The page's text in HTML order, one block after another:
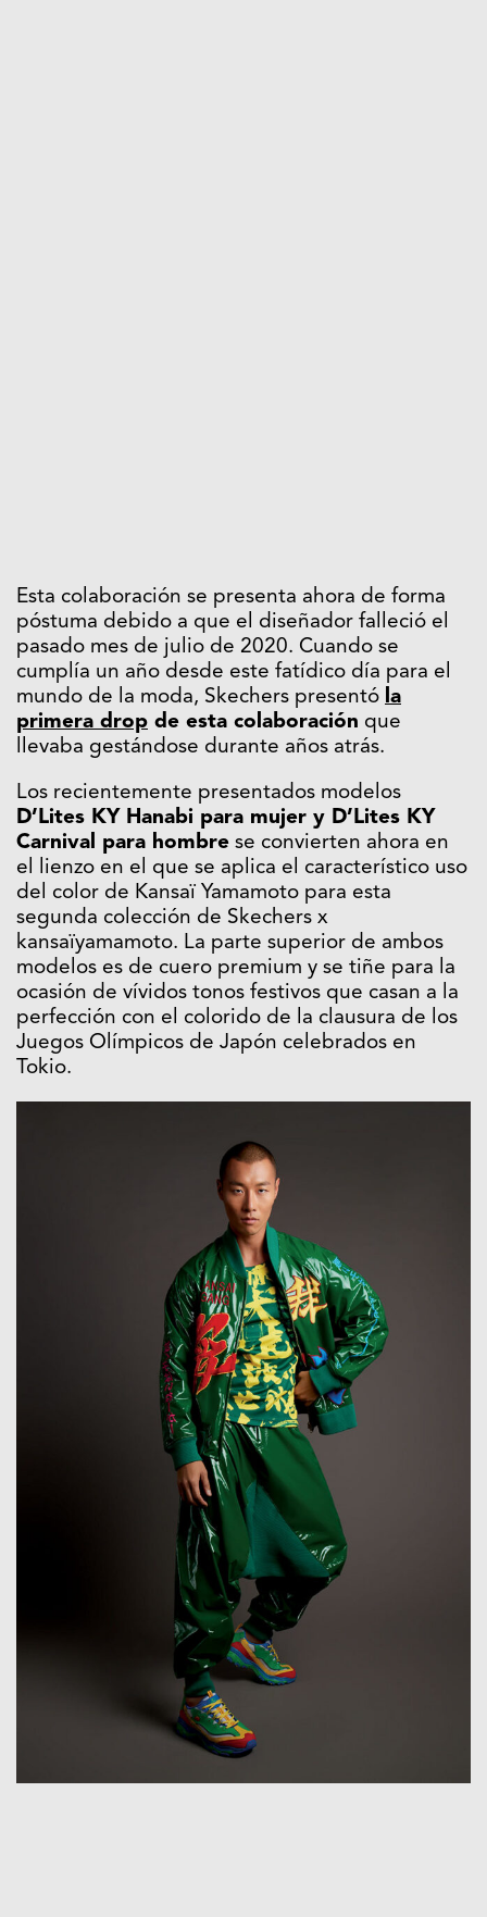
Esta colaboración se presenta ahora de forma
póstuma debido a que el diseñador falleció el
pasado mes de julio de 2020. Cuando se
cumplía un año desde este fatídico día para el
mundo de la moda, Skechers presentó la
primera drop de esta colaboración que
llevaba gestándose durante años atrás.
Los recientemente presentados modelos
D’Lites KY Hanabi para mujer y D’Lites KY
Carnival para hombre se convierten ahora en
el lienzo en el que se aplica el característico uso
del color de Kansaï Yamamoto para esta
segunda colección de Skechers x
kansaïyamamoto. La parte superior de ambos
modelos es de cuero premium y se tiñe para la
ocasión de vívidos tonos festivos que casan a la
perfección con el colorido de la clausura de los
Juegos Olímpicos de Japón celebrados en
Tokio.